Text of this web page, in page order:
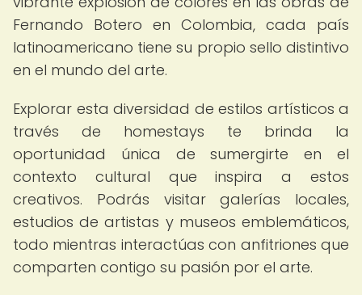
Fernando Botero en Colombia, cada país
latinoamericano tiene su propio sello distintivo
en el mundo del arte.
Explorar esta diversidad de estilos artísticos a
través de homestays te brinda la
oportunidad única de sumergirte en el
contexto cultural que inspira a estos
creativos. Podrás visitar galerías locales,
estudios de artistas y museos emblemáticos,
todo mientras interactúas con anfitriones que
comparten contigo su pasión por el arte.